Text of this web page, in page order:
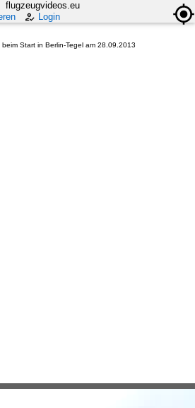
flugzeugvideos.eu
Login
beim Start in Berlin-Tegel am 28.09.2013